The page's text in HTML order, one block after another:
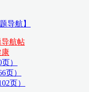
导航】
导航帖
康
页）
页）
页）